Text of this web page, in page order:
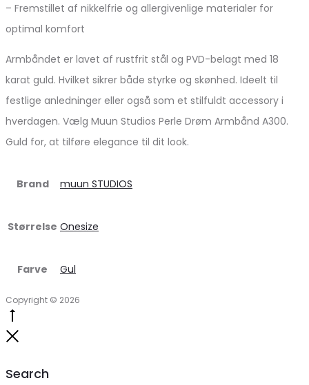
– Fremstillet af nikkelfrie og allergivenlige materialer for
optimal komfort
Armbåndet er lavet af rustfrit stål og PVD-belagt med 18
karat guld. Hvilket sikrer både styrke og skønhed. Ideelt til
festlige anledninger eller også som et stilfuldt accessory i
hverdagen. Vælg Muun Studios Perle Drøm Armbånd A300.
Guld for, at tilføre elegance til dit look.
Brand muun STUDIOS
Størrelse Onesize
Farve Gul
Copyright © 2026
Search